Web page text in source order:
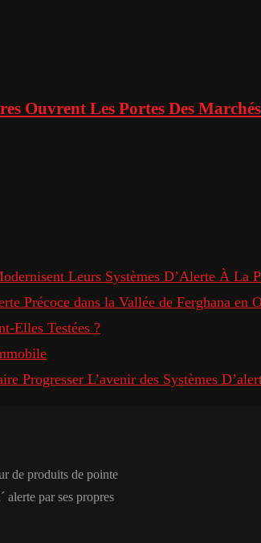
Ouvrent Les Portes Des
Leurs Systèmes D’Alerte À La
Précoce dans la Vallée de Ferghana en
Elles Testées ?
Progresser L’avenir des Systèmes
de produits de pointe
alerte par ses propres